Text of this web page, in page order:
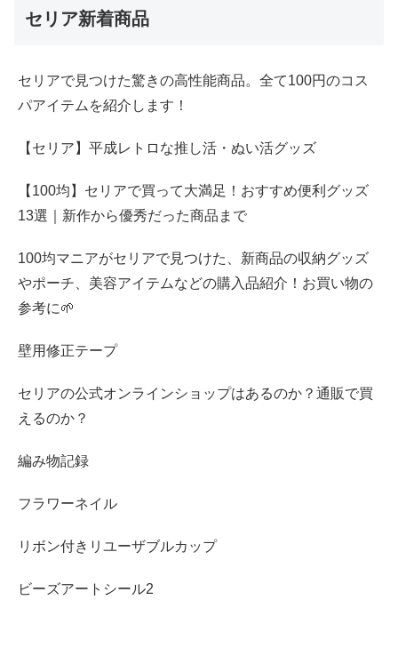
セリア新着商品
セリアで見つけた驚きの高性能商品。全て100円のコス
パアイテムを紹介します！
【セリア】平成レトロな推し活・ぬい活グッズ
【100均】セリアで買って大満足！おすすめ便利グッズ
13選｜新作から優秀だった商品まで
100均マニアがセリアで見つけた、新商品の収納グッズ
やポーチ、美容アイテムなどの購入品紹介！お買い物の
参考に🌱
壁用修正テープ
セリアの公式オンラインショップはあるのか？通販で買
えるのか？
編み物記録
フラワーネイル
リボン付きリユーザブルカップ
ビーズアートシール2